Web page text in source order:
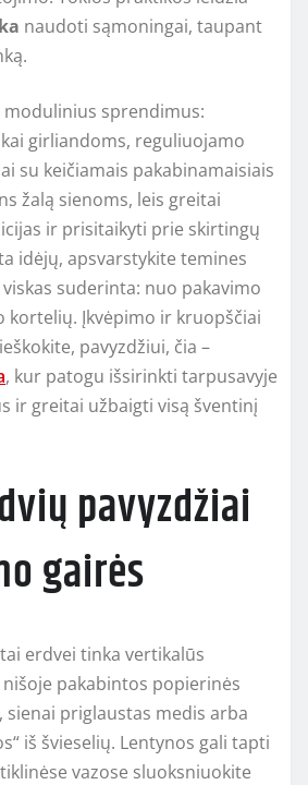
naudoti sąmoningai, taupant
modulinius sprendimus:
girliandoms, reguliuojamo
su keičiamais pakabinamaisiais
žalą sienoms, leis greitai
ir prisitaikyti prie skirtingų
idėjų, apsvarstykite temines
suderinta: nuo pakavimo
kortelių. Įkvėpimo ir kruopščiai
pavyzdžiui, čia –
, kur patogu išsirinkti tarpusavyje
ir greitai užbaigti visą šventinį
pavyzdžiai
gairės
erdvei tinka vertikalūs
pakabintos popierinės
sienai priglaustas medis arba
iš švieselių. Lentynos gali tapti
vazose sluoksniuokite